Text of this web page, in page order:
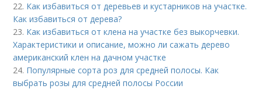
22. Как избавиться от деревьев и кустарников на участке.
Как избавиться от дерева?
23. Как избавиться от клена на участке без выкорчевки.
Характеристики и описание, можно ли сажать дерево
американский клен на дачном участке
24. Популярные сорта роз для средней полосы. Как
выбрать розы для средней полосы России